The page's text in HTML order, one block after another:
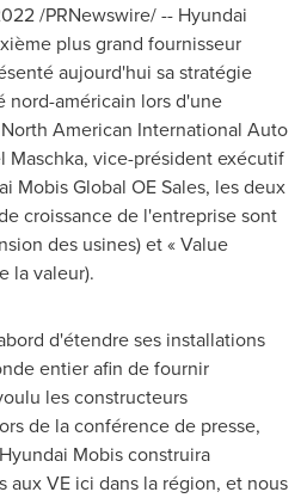
/PRNewswire/ -- Hyundai
plus grand fournisseur
aujourd'hui sa stratégie
nord-américain lors d'une
American International Auto
Maschka, vice-président exécutif
Mobis Global OE Sales, les deux
croissance de l'entreprise sont
des usines) et « Value
la valeur).
d'étendre ses installations
entier afin de fournir
les constructeurs
de laconférence de presse,
Mobis construira
aux VE ici dans la région, et nous